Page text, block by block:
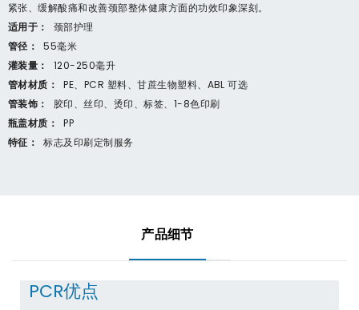
紧张、缓解酸痛和改善颈部整体健康方面的功效印象深刻。
适用于：
颈部护理
管径：
55毫米
灌装量：
120-250毫升
管材材质：
PE、PCR 塑料、甘蔗生物塑料、ABL 可选
管装饰：
胶印、丝印、烫印、标签、1-8色印刷
瓶盖材质：
PP
特征：
标志及印刷定制服务
产品细节
PCR优点